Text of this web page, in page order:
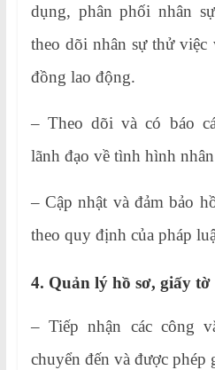
dụng, phân phối nhân
theo dõi nhân sự thử
đồng lao động.
– Theo dõi và có báo
lãnh đạo về tình hình
– Cập nhật và đảm bảo
theo quy định của pháp
4. Quản lý hồ sơ, giấy tờ
– Tiếp nhận các công
chuyển đến và được phép